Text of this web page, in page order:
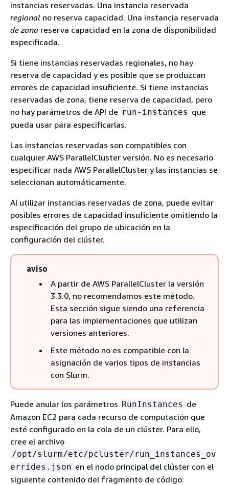
instancias reservadas. Una instancia reservada
regional no reserva capacidad. Una instancia reservada
de zona reserva capacidad en la zona de disponibilidad
especificada.
Si tiene instancias reservadas regionales, no hay
reserva de capacidad y es posible que se produzcan
errores de capacidad insuficiente. Si tiene instancias
reservadas de zona, tiene reserva de capacidad, pero
no hay parámetros de API de run-instances que
pueda usar para especificarlas.
Las instancias reservadas son compatibles con
cualquier AWS ParallelCluster versión. No es necesario
especificar nada AWS ParallelCluster y las instancias se
seleccionan automáticamente.
Al utilizar instancias reservadas de zona, puede evitar
posibles errores de capacidad insuficiente omitiendo la
especificación del grupo de ubicación en la
configuración del clúster.
aviso
A partir de AWS ParallelCluster la versión
3.3.0, no recomendamos este método.
Esta sección sigue siendo una referencia
para las implementaciones que utilizan
versiones anteriores.
Este método no es compatible con la
asignación de varios tipos de instancias
con Slurm.
Puede anular los parámetros RunInstances de
Amazon EC2 para cada recurso de computación que
esté configurado en la cola de un clúster. Para ello,
cree el archivo
/opt/slurm/etc/pcluster/run_instances_ov
errides.json en el nodo principal del clúster con el
siguiente contenido del fragmento de código: